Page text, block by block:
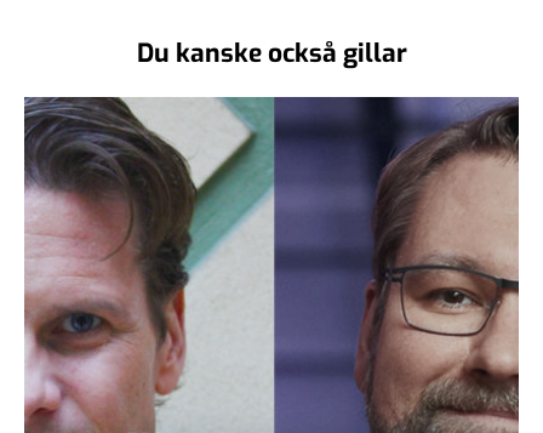
Du kanske också gillar